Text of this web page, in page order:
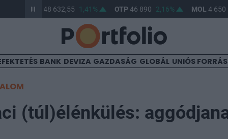
BUX 148 632,55 1,41% OTP46 890 2,16% MOL 4 650
BANK DEVIZA GAZDASÁG GLOBÁL UNIÓS
(túl)élénkülés: